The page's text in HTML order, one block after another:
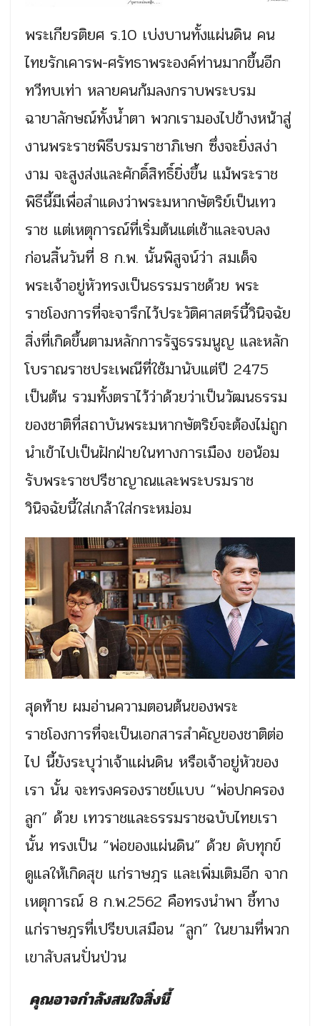
พระเกียรติยศ ร.10 เบ่งบานทั้งแผ่นดิน คน
ไทยรักเคารพ-ศรัทธาพระองค์ท่านมากขึ้นอีก
ทวีทบเท่า หลายคนก้มลงกราบพระบรม
ฉายาลักษณ์ทั้งน้ำตา พวกเรามองไปข้างหน้าสู่
งานพระราชพิธีบรมราชาภิเษก ซึ่งจะยิ่งสง่า
งาม จะสูงส่งและศักดิ์สิทธิ์ยิ่งขึ้น แม้พระราช
พิธีนี้มีเพื่อสำแดงว่าพระมหากษัตริย์เป็นเทว
ราช แต่เหตุการณ์ที่เริ่มต้นแต่เช้าและจบลง
ก่อนสิ้นวันที่ 8 ก.พ. นั้นพิสูจน์ว่า สมเด็จ
พระเจ้าอยู่หัวทรงเป็นธรรมราชด้วย พระ
ราชโองการที่จะจารึกไว้ประวัติศาสตร์นี้วินิจฉัย
สิ่งที่เกิดขึ้นตามหลักการรัฐธรรมนูญ และหลัก
โบราณราชประเพณีที่ใช้มานับแต่ปี 2475
เป็นต้น รวมทั้งตราไว้ว่าด้วยว่าเป็นวัฒนธรรม
ของชาติที่สถาบันพระมหากษัตริย์จะต้องไม่ถูก
นำเข้าไปเป็นฝักฝ่ายในทางการเมือง ขอน้อม
รับพระราชปรีชาญาณและพระบรมราช
วินิจฉัยนี้ใส่เกล้าใส่กระหม่อม
สุดท้าย ผมอ่านความตอนต้นของพระ
ราชโองการที่จะเป็นเอกสารสำคัญของชาติต่อ
ไป นี้ยังระบุว่าเจ้าแผ่นดิน หรือเจ้าอยู่หัวของ
เรา นั้น จะทรงครองราชย์แบบ “พ่อปกครอง
ลูก” ด้วย เทวราชและธรรมราชฉบับไทยเรา
นั้น ทรงเป็น “พ่อของแผ่นดิน” ด้วย ดับทุกข์
ดูแลให้เกิดสุข แก่ราษฎร และเพิ่มเติมอีก จาก
เหตุการณ์ 8 ก.พ.2562 คือทรงนำพา ชี้ทาง
แก่ราษฎรที่เปรียบเสมือน “ลูก” ในยามที่พวก
เขาสับสนปั่นป่วน
คุณอาจกำลังสนใจสิ่งนี้